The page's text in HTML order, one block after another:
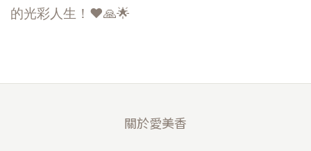
的光彩人生！❤️🙏🌟
關於愛美香